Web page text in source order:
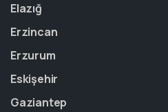
Elazığ
Erzincan
Erzurum
Eskişehir
Gaziantep